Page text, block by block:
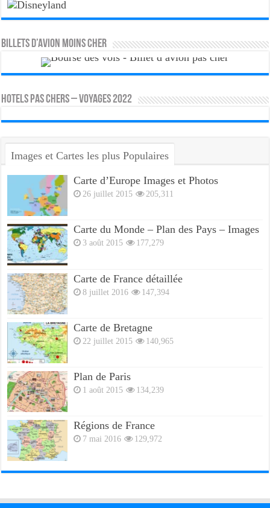
Billets d’avion moins cher
HOTELS PAS CHERS – VOYAGES 2022
Images et Cartes les plus Populaires
Carte d’Europe Images et Photos
26 juillet 2015 205,311
Carte du Monde – Plan des Pays – Images
3 août 2015 177,279
Carte de France détaillée
8 juillet 2016 147,394
Carte de Bretagne
22 juillet 2015 140,965
Plan de Paris
1 août 2015 134,239
Régions de France
7 mai 2016 129,972